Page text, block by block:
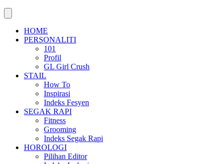
HOME
PERSONALITI
101
Profil
GL Girl Crush
STAIL
How To
Inspirasi
Indeks Fesyen
SEGAK RAPI
Fitness
Grooming
Indeks Segak Rapi
HOROLOGI
Pilihan Editor